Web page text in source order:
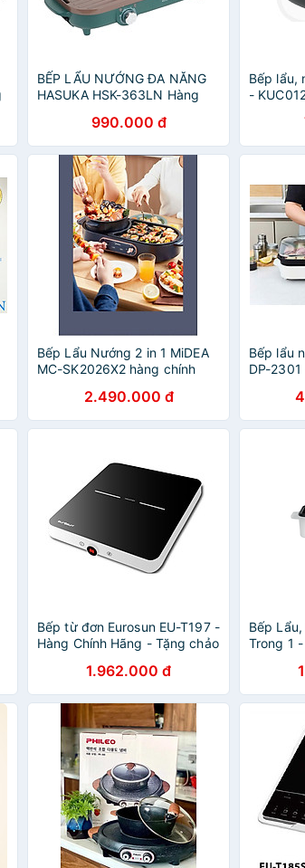
BẾP LẨU NƯỚNG ĐA NĂNG
HASUKA HSK-363LN Hàng
990.000 đ
Bếp lẩu,
-
Bếp Lẩu Nướng 2 in 1 MiDEA
MC-SK2026X2 hàng chính
2.490.000 đ
Bếp lẩu
DP-
Bếp từ đơn Eurosun EU-T197 -
Hàng Chính Hãng - Tặng chảo
1.962.000 đ
Bếp
Trong 1